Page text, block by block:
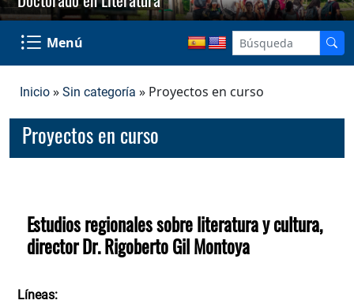
Menú
Inicio » Sin categoría » Proyectos en curso
Proyectos en curso
Estudios regionales sobre literatura y cultura,
director Dr. Rigoberto Gil Montoya
Líneas: